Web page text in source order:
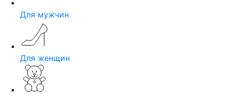
Для мужчин
Для женщин